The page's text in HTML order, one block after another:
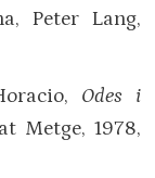
Peter Lang,
Odes i
Metge, 1978,